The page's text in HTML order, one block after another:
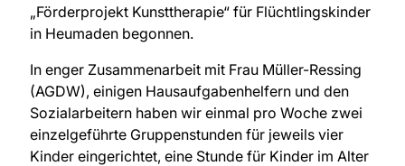
„Förderprojekt Kunsttherapie“ für Flüchtlingskinder
in Heumaden begonnen.
In enger Zusammenarbeit mit Frau Müller-Ressing
(AGDW), einigen Hausaufgabenhelfern und den
Sozialarbeitern haben wir einmal pro Woche zwei
einzelgeführte Gruppenstunden für jeweils vier
Kinder eingerichtet, eine Stunde für Kinder im Alter